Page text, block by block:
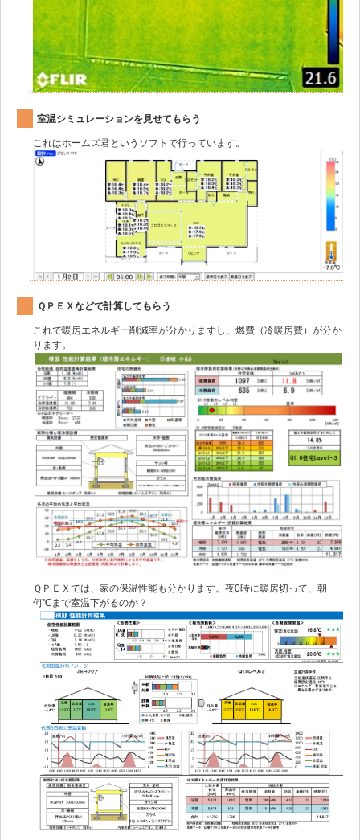
室温シミュレーションを見せてもらう
これはホームズ君というソフトで行っています。
ＱＰＥＸなどで計算してもらう
これで暖房エネルギー削減率が分かりますし、燃費（冷暖房費）が分か
ります。
ＱＰＥＸでは、家の保温性能も分かります。夜0時に暖房切って、朝
何℃まで室温下がるのか？